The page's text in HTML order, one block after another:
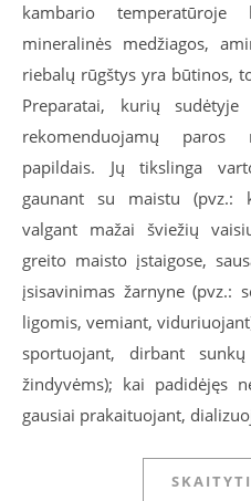
kambario temperatūroje
mineralinės medžiagos,
riebalų rūgštys yra būtinos,
Preparatai, kurių
rekomenduojamų
papildais. Jų tikslinga
gaunant su maistu (pvz.:
valgant mažai šviežių
greito maisto įstaigose,
įsisavinimas žarnyne (pvz.:
ligomis, vemiant,
sportuojant, dirbant
žindyvėms); kai padidėjęs
gausiai prakaituojant,